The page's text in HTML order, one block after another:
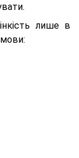
лише в
мови: